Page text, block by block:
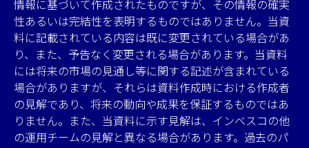
情報に基づいて作成されたものですが、その情報の確実
性あるいは完結性を表明するものではありません。当資
料に記載されている内容は既に変更されている場合があ
り、また、予告なく変更される場合があります。当資料
には将来の市場の見通し等に関する記述が含まれている
場合がありますが、それらは資料作成時における作成者
の見解であり、将来の動向や成果を保証するものではあ
りません。また、当資料に示す見解は、インベスコの他
の運用チームの見解と異なる場合があります。過去のパ